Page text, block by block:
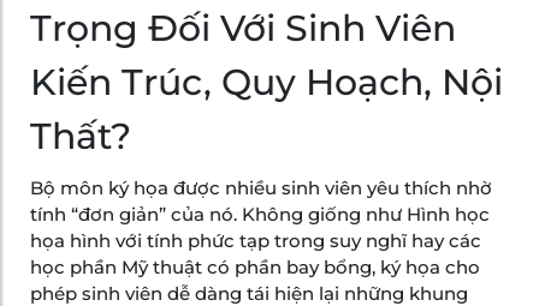
Trọng Đối Với Sinh Viên
Kiến Trúc, Quy Hoạch, Nội
Thất?
Bộ môn ký họa được nhiều sinh viên yêu thích nhờ
tính “đơn giản” của nó. Không giống như Hình học
họa hình với tính phức tạp trong suy nghĩ hay các
học phần Mỹ thuật có phần bay bổng, ký họa cho
phép sinh viên dễ dàng tái hiện lại những khung